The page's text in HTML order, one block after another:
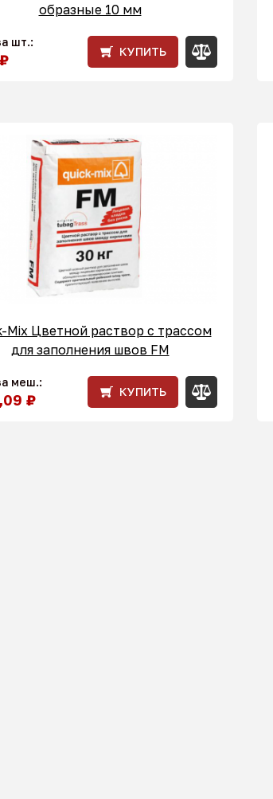
образные 10 мм
шт.:
КУПИТЬ
Mix Цветной раствор с трассом
для заполнения швов FM
меш.:
₽ КУПИТЬ